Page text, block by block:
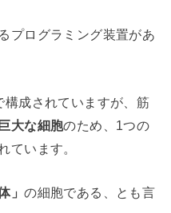
プログラミング装置があ
構成されていますが、筋
巨大な細胞のため、1つの
ています。
」の細胞である、とも言